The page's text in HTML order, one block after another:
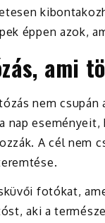
éppen azok,
ami
nem
nap
A cél nem
fotókat,
aki a